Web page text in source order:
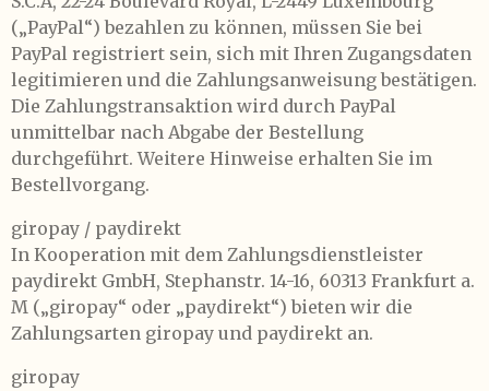
(„PayPal“) bezahlen zu können, müssen Sie bei
PayPal registriert sein, sich mit Ihren Zugangsdaten
legitimieren und die Zahlungsanweisung bestätigen.
Die Zahlungstransaktion wird durch PayPal
unmittelbar nach Abgabe der Bestellung
durchgeführt. Weitere Hinweise erhalten Sie im
Bestellvorgang.
giropay / paydirekt
In Kooperation mit dem Zahlungsdienstleister
paydirekt GmbH, Stephanstr. 14-16, 60313 Frankfurt a.
M („giropay“ oder „paydirekt“) bieten wir die
Zahlungsarten giropay und paydirekt an.
giropay